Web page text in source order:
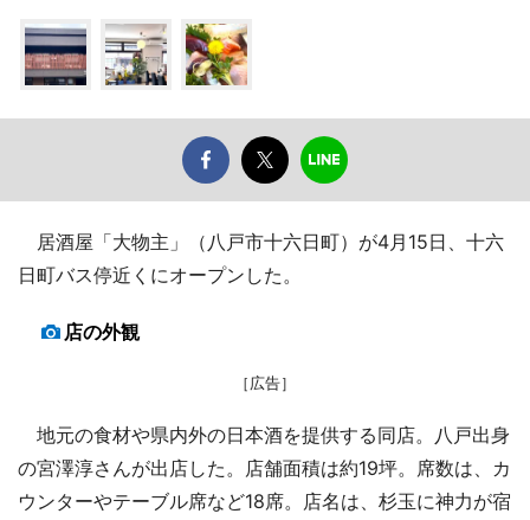
居酒屋「大物主」（八戸市十六日町）が4月15日、十六
日町バス停近くにオープンした。
店の外観
［広告］
地元の食材や県内外の日本酒を提供する同店。八戸出身
の宮澤淳さんが出店した。店舗面積は約19坪。席数は、カ
ウンターやテーブル席など18席。店名は、杉玉に神力が宿